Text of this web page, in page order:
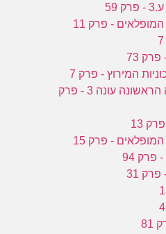
13:23 - הנסיכה סופיה הראשונה עונה 3 - פרק